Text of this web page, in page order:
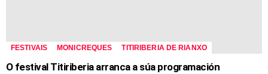
FESTIVAIS MONICREQUES TITIRIBERIA DE RIANXO
O festival Titiriberia arranca a súa programación